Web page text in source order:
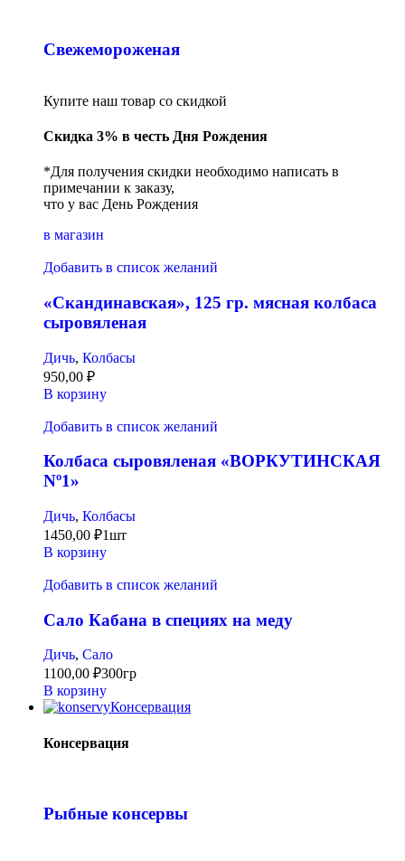
Свежемороженая
Купите наш товар со скидкой
Скидка 3% в честь Дня Рождения
*Для получения скидки необходимо написать в
примечании к заказу,
что у вас День Рождения
в магазин
Добавить в список желаний
«Скандинавская», 125 гр. мясная колбаса
сыровяленая
Дичь, Колбасы
950,00 ₽
В корзину
Добавить в список желаний
Колбаса сыровяленая «ВОРКУТИНСКАЯ
Nº1»
Дичь, Колбасы
1450,00 ₽1шт
В корзину
Добавить в список желаний
Сало Кабана в специях на меду
Дичь, Сало
1100,00 ₽300гр
В корзину
Консервация
Консервация
Рыбные консервы